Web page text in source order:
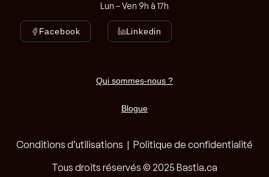
Lun – Ven 9h à 17h
Facebook Linkedin
Qui sommes-nous ?
Blogue
Conditions d’utilisations | Politique de confidentialité
Tous droits réservés © 2025 Bastia.ca